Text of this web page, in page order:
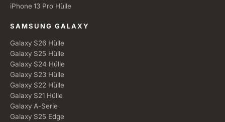
iPhone 13 Pro Hülle
SAMSUNG GALAXY
Galaxy S26 Hülle
Galaxy S25 Hülle
Galaxy S24 Hülle
Galaxy S23 Hülle
Galaxy S22 Hülle
Galaxy S21 Hülle
Galaxy A-Serie
Galaxy S25 Edge